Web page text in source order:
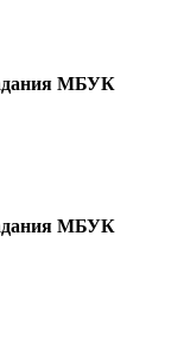
МБУК
МБУК